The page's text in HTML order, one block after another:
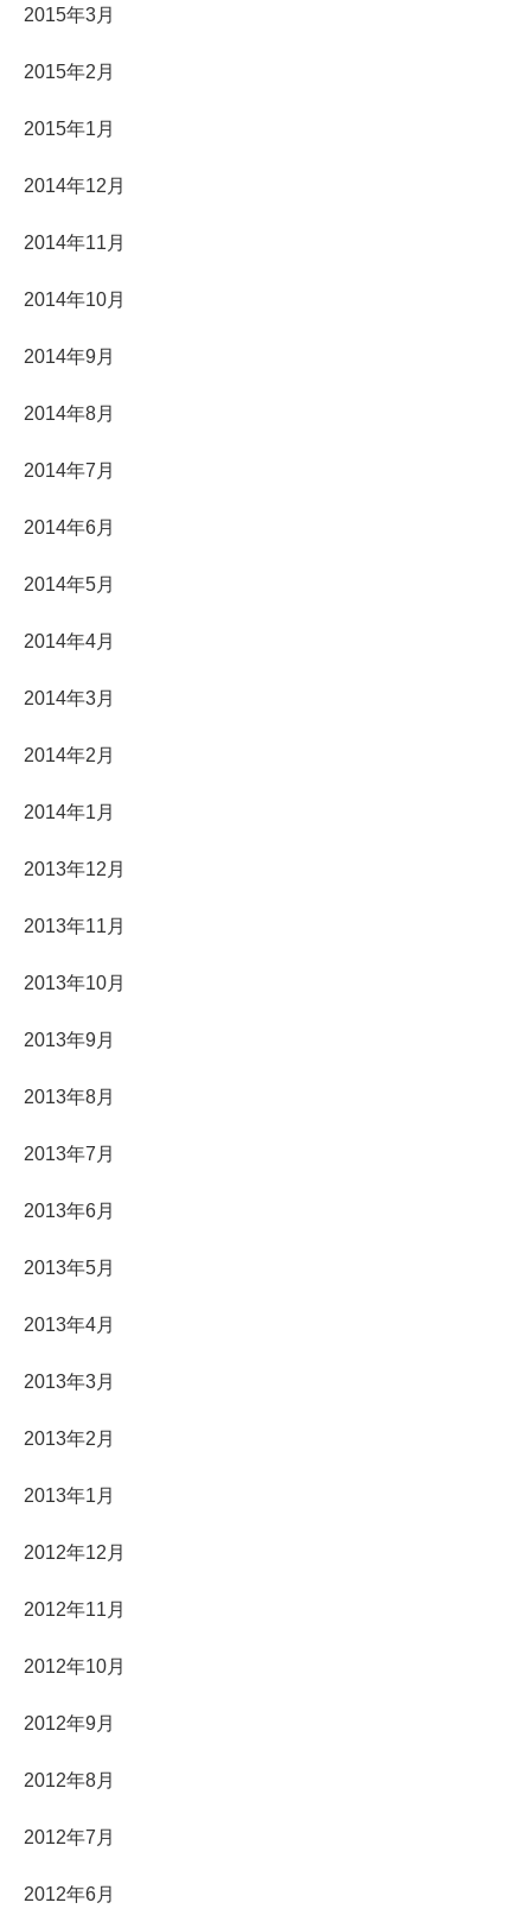
2015年3月
2015年2月
2015年1月
2014年12月
2014年11月
2014年10月
2014年9月
2014年8月
2014年7月
2014年6月
2014年5月
2014年4月
2014年3月
2014年2月
2014年1月
2013年12月
2013年11月
2013年10月
2013年9月
2013年8月
2013年7月
2013年6月
2013年5月
2013年4月
2013年3月
2013年2月
2013年1月
2012年12月
2012年11月
2012年10月
2012年9月
2012年8月
2012年7月
2012年6月